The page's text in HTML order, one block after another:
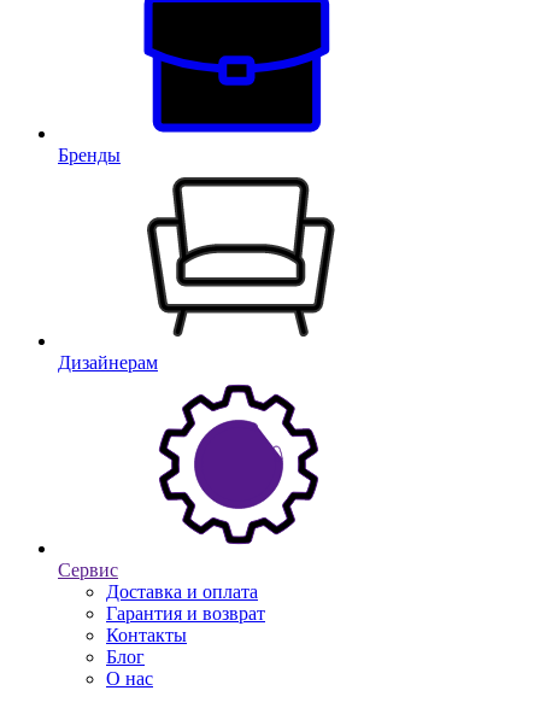
Бренды
Дизайнерам
Сервис
Доставка и оплата
Гарантия и возврат
Контакты
Блог
О нас